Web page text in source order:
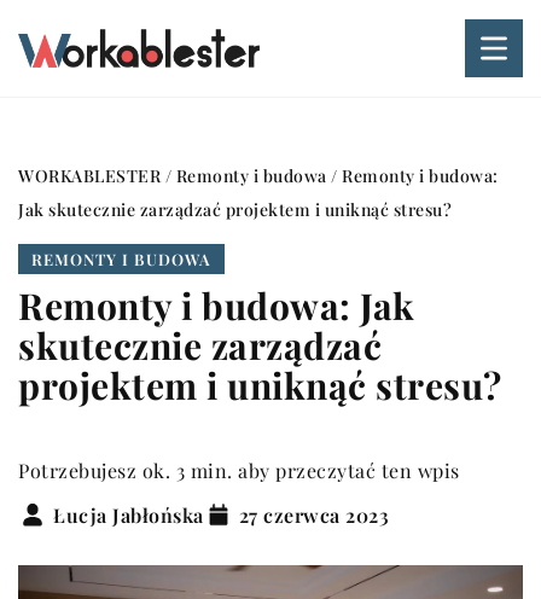
WORKABLESTER/ Remonty i budowa / Remonty i budowa:
Jak skutecznie zarządzać projektem i uniknąć stresu?
REMONTY I BUDOWA
Remonty i budowa: Jak
skutecznie zarządzać
projektem i uniknąć stresu?
Potrzebujesz ok. 3 min. aby przeczytać ten wpis
Łucja Jabłońska
27 czerwca 2023